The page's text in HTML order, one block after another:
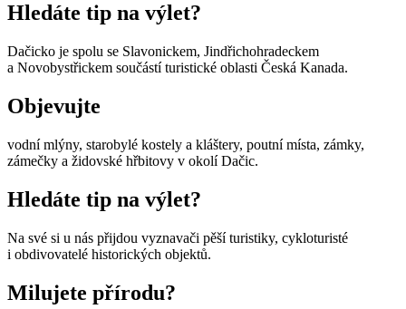
Hledáte tip na výlet?
Dačicko je spolu se Slavonickem, Jindřichohradeckem
a Novobystřickem součástí turistické oblasti Česká Kanada.
Objevujte
vodní mlýny, starobylé kostely a kláštery, poutní místa, zámky,
zámečky a židovské hřbitovy v okolí Dačic.
Hledáte tip na výlet?
Na své si u nás přijdou vyznavači pěší turistiky, cykloturisté
i obdivovatelé historických objektů.
Milujete přírodu?